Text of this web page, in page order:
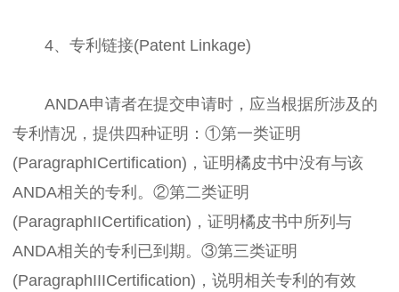
4、专利链接(Patent Linkage)
ANDA申请者在提交申请时，应当根据所涉及的
专利情况，提供四种证明：①第一类证明
(ParagraphICertification)，证明橘皮书中没有与该
ANDA相关的专利。②第二类证明
(ParagraphIICertification)，证明橘皮书中所列与
ANDA相关的专利已到期。③第三类证明
(ParagraphIIICertification)，说明相关专利的有效